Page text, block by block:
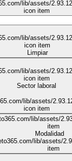
Limpiar
Sector laboral
Modalidad